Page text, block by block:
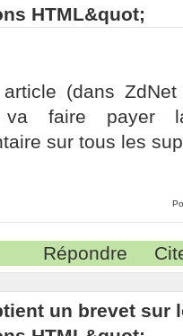
HTML&quot;
(dans
va faire payer
sur tous les
Répondre
un brevet sur